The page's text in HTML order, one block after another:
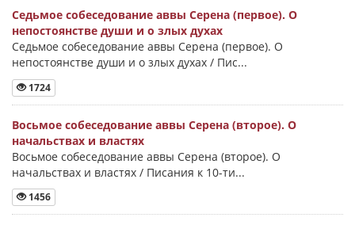
Седьмое собеседование аввы Серена (первое). О
непостоянстве души и о злых духах
Седьмое собеседование аввы Серена (первое). О
непостоянстве души и о злых духах / Пис...
1724
Восьмое собеседование аввы Серена (второе). О
начальствах и властях
Восьмое собеседование аввы Серена (второе). О
начальствах и властях / Писания к 10-ти...
1456